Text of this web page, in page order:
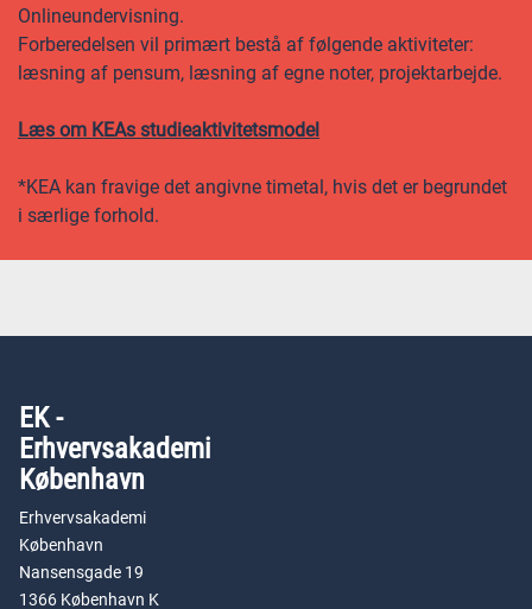
Onlineundervisning.
Forberedelsen vil primært bestå af følgende aktiviteter:
læsning af pensum, læsning af egne noter, projektarbejde.
Læs om KEAs studieaktivitetsmodel
*KEA kan fravige det angivne timetal, hvis det er begrundet
i særlige forhold.
EK -
Erhvervsakademi
København
Erhvervsakademi
København
Nansensgade 19
1366 København K